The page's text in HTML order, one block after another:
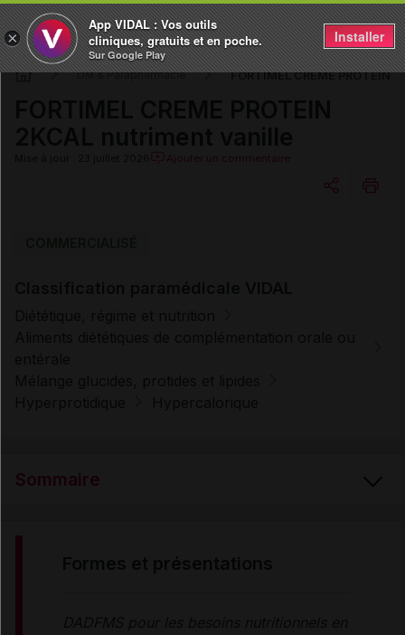
DM & Parapharmacie FORTIMEL CREME PROTEIN
Ajouter un commentaire
Sommaire
×
App VIDAL : Vos outils
cliniques, gratuits et en poche.
Sur Google Play
Installer